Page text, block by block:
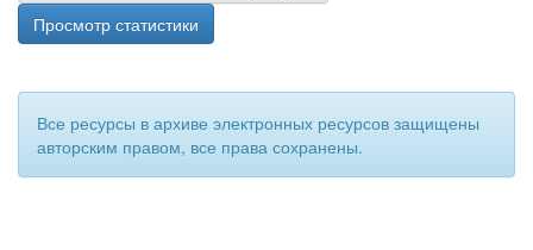
Просмотр статистики
Все ресурсы в архиве электронных ресурсов защищены
авторским правом, все права сохранены.